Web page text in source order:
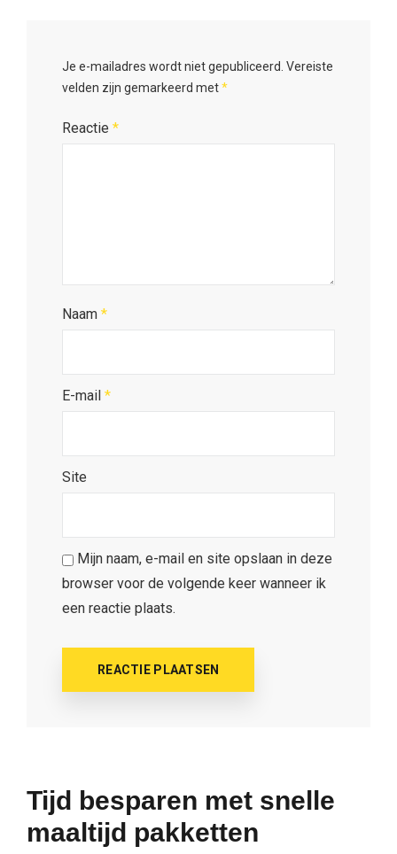
Je e-mailadres wordt niet gepubliceerd. Vereiste
velden zijn gemarkeerd met*
Reactie *
Naam *
E-mail *
Site
Mijn naam, e-mail en site opslaan in deze
browser voor de volgende keer wanneer ik
een reactie plaats.
Tijd besparen met snelle
maaltijd pakketten